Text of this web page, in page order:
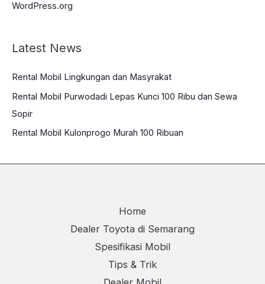
WordPress.org
Latest News
Rental Mobil Lingkungan dan Masyrakat
Rental Mobil Purwodadi Lepas Kunci 100 Ribu dan Sewa
Sopir
Rental Mobil Kulonprogo Murah 100 Ribuan
Home
Dealer Toyota di Semarang
Spesifikasi Mobil
Tips & Trik